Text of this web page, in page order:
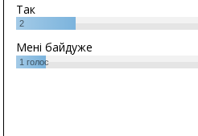
Так
2
Мені байдуже
1 голос